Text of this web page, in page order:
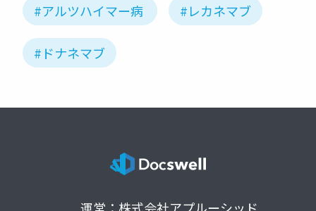
#アルツハイマー病 #レカネマブ
#ドナネマブ
運営：株式会社アプルーシッド